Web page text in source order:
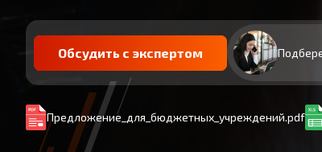
Обсудить с экспертом
Предложение_для_бюджетных_учреждений.pdf